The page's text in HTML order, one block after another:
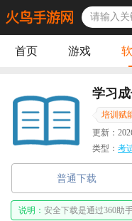
首页 游戏
学习
培训赋
更新：
类型： 考
普通下载
说明： 安全下载是通过360助